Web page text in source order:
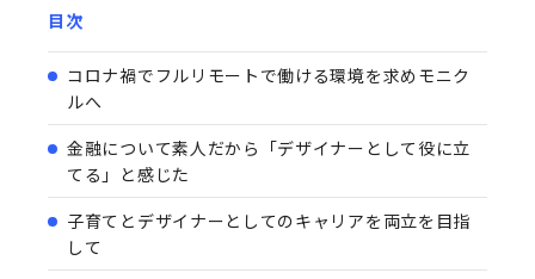
目次
コロナ禍でフルリモートで働ける環境を求めモニク
ルへ
金融について素人だから「デザイナーとして役に立
てる」と感じた
子育てとデザイナーとしてのキャリアを両立を目指
して